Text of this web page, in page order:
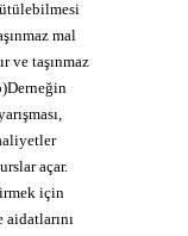
mal
ve taşınmaz
açar.
için
aidatlarını